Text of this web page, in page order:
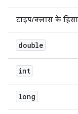
टाइप/क्लास के
double
int
long